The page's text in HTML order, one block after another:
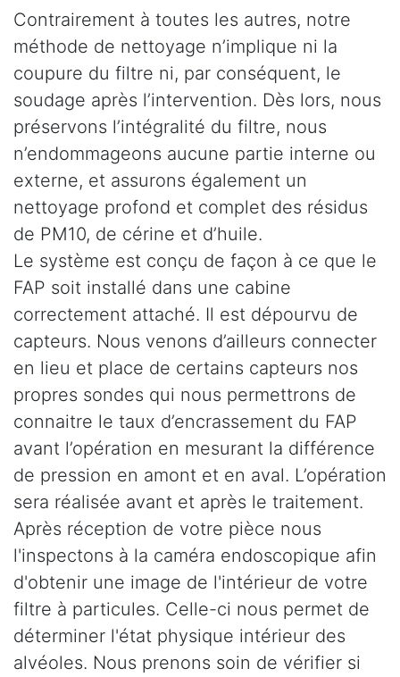
Contrairement à toutes les autres, notre
méthode de nettoyage n’implique ni la
coupure du filtre ni, par conséquent, le
soudage après l’intervention. Dès lors, nous
préservons l’intégralité du filtre, nous
n’endommageons aucune partie interne ou
externe, et assurons également un
nettoyage profond et complet des résidus
de PM10, de cérine et d’huile.
Le système est conçu de façon à ce que le
FAP soit installé dans une cabine
correctement attaché. Il est dépourvu de
capteurs. Nous venons d’ailleurs connecter
en lieu et place de certains capteurs nos
propres sondes qui nous permettrons de
connaitre le taux d’encrassement du FAP
avant l’opération en mesurant la différence
de pression en amont et en aval. L’opération
sera réalisée avant et après le traitement.
Après réception de votre pièce nous
l'inspectons à la caméra endoscopique afin
d'obtenir une image de l'intérieur de votre
filtre à particules. Celle-ci nous permet de
déterminer l'état physique intérieur des
alvéoles. Nous prenons soin de vérifier si